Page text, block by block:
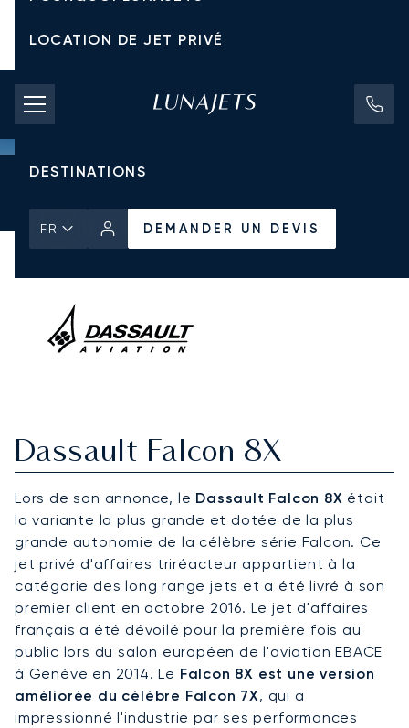
LOCATION DE JET PRIVÉ
TARIFS D'AFFRÈTEMENT
JETS PRIVÉS
DESTINATIONS
FR DEMANDER UN DEVIS
Dassault Falcon 8X
Lors de son annonce, le Dassault Falcon 8X était
la variante la plus grande et dotée de la plus
grande autonomie de la célèbre série Falcon. Ce
jet privé d'affaires triréacteur appartient à la
catégorie des long range jets et a été livré à son
premier client en octobre 2016. Le jet d'affaires
français a été dévoilé pour la première fois au
public lors du salon européen de l'aviation EBACE
à Genève en 2014. Le Falcon 8X est une version
améliorée du célèbre Falcon 7X, qui a
impressionné l'industrie par ses performances